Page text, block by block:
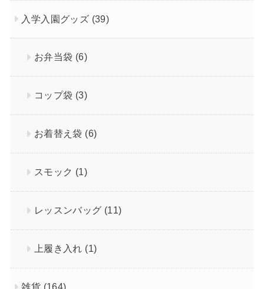
入学入園グッズ (39)
お弁当袋 (6)
コップ袋 (3)
お着替え袋 (6)
スモック (1)
レッスンバッグ (11)
上履き入れ (1)